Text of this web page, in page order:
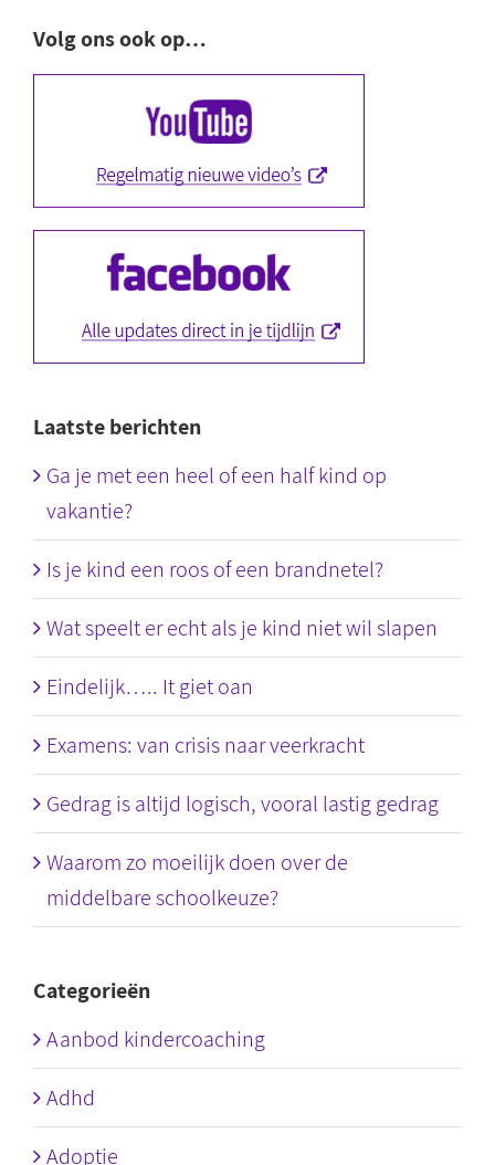
Volg ons ook op…
Laatste berichten
Ga je met een heel of een half kind op
vakantie?
Is je kind een roos of een brandnetel?
Wat speelt er echt als je kind niet wil slapen
Eindelijk….. It giet oan
Examens: van crisis naar veerkracht
Gedrag is altijd logisch, vooral lastig gedrag
Waarom zo moeilijk doen over de
middelbare schoolkeuze?
Categorieën
Aanbod kindercoaching
Adhd
Adoptie